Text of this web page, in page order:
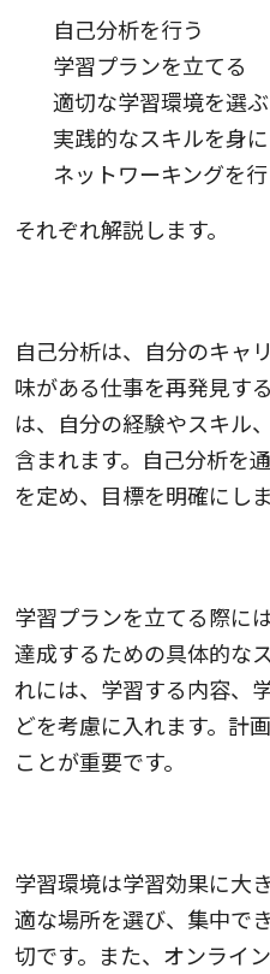
自己分析を行う
学習プランを立てる
適切な学習環境を選ぶ
実践的なスキルを身
ネットワーキングを
それぞれ解説します。
自己分析は、自分のキャ
味がある仕事を再発見す
は、自分の経験やスキル
含まれます。自己分析を
を定め、目標を明確にしま
学習プランを立てる際に
達成するための具体的な
れには、学習する内容、
どを考慮に入れます。計
ことが重要です。
学習環境は学習効果に大
適な場所を選び、集中で
切です。また、オンライ